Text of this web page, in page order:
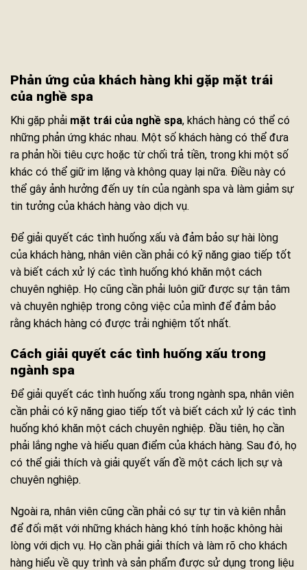
Phản ứng của khách hàng khi gặp mặt trái
của nghề spa
Khi gặp phải mặt trái của nghề spa, khách hàng có thể có
những phản ứng khác nhau. Một số khách hàng có thể đưa
ra phản hồi tiêu cực hoặc từ chối trả tiền, trong khi một số
khác có thể giữ im lặng và không quay lại nữa. Điều này có
thể gây ảnh hưởng đến uy tín của ngành spa và làm giảm sự
tin tưởng của khách hàng vào dịch vụ.
Để giải quyết các tình huống xấu và đảm bảo sự hài lòng
của khách hàng, nhân viên cần phải có kỹ năng giao tiếp tốt
và biết cách xử lý các tình huống khó khăn một cách
chuyên nghiệp. Họ cũng cần phải luôn giữ được sự tận tâm
và chuyên nghiệp trong công việc của mình để đảm bảo
rằng khách hàng có được trải nghiệm tốt nhất.
Cách giải quyết các tình huống xấu trong
ngành spa
Để giải quyết các tình huống xấu trong ngành spa, nhân viên
cần phải có kỹ năng giao tiếp tốt và biết cách xử lý các tình
huống khó khăn một cách chuyên nghiệp. Đầu tiên, họ cần
phải lắng nghe và hiểu quan điểm của khách hàng. Sau đó, họ
có thể giải thích và giải quyết vấn đề một cách lịch sự và
chuyên nghiệp.
Ngoài ra, nhân viên cũng cần phải có sự tự tin và kiên nhẫn
để đối mặt với những khách hàng khó tính hoặc không hài
lòng với dịch vụ. Họ cần phải giải thích và làm rõ cho khách
hàng hiểu về quy trình và sản phẩm được sử dụng trong liệu